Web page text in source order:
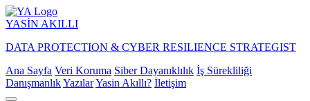
YASİN AKILLI
DATA PROTECTION & CYBER RESILIENCE STRATEGIST
Ana Sayfa Veri Koruma Siber Dayanıklılık İş Sürekliliği
DanışmanlıkYazılarYasin Akıllı? İletişim